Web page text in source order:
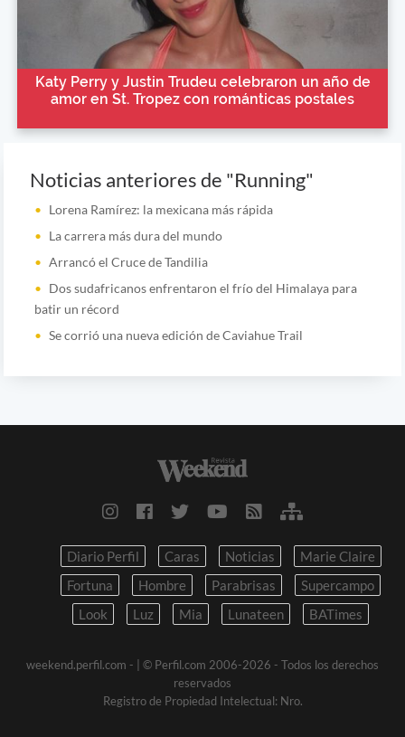
Katy Perry y Justin Trudeu celebraron un año de
amor en St. Tropez con románticas postales
Noticias anteriores de "Running"
Lorena Ramírez: la mexicana más rápida
La carrera más dura del mundo
Arrancó el Cruce de Tandilia
Dos sudafricanos enfrentaron el frío del Himalaya para
batir un récord
Se corrió una nueva edición de Caviahue Trail
Diario Perfil Caras Noticias
Marie Claire
Fortuna
Hombre Parabrisas
Supercampo
Look
Luz Mia Lunateen BATimes
weekend.perfil.com -
| © Perfil.com 2006-2026 - Todos los derechos
reservados
Registro de Propiedad Intelectual: Nro.